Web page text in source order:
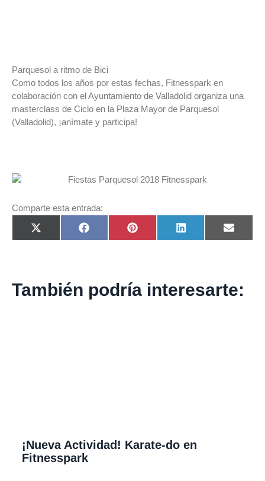
Parquesol a ritmo de Bici
Como todos los años por estas fechas, Fitnesspark en
colaboración con el Ayuntamiento de Valladolid organiza una
masterclass de Ciclo en la Plaza Mayor de Parquesol
(Valladolid), ¡anímate y participa!
Comparte esta entrada:
Compartir
en
X
(Twitter)
Compartir
en
Facebook
Compartir
en
Pinterest
Compartir
en
LinkedIn
en
Email
También podría interesarte:
¡Nueva Actividad! Karate-do en
Fitnesspark